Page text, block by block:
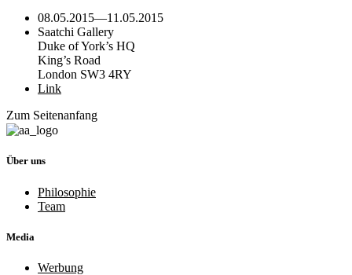
08.05.2015—11.05.2015
Saatchi Gallery
Duke of York’s HQ
King’s Road
London SW3 4RY
Link
Zum Seitenanfang
Über uns
Philosophie
Team
Media
Werbung